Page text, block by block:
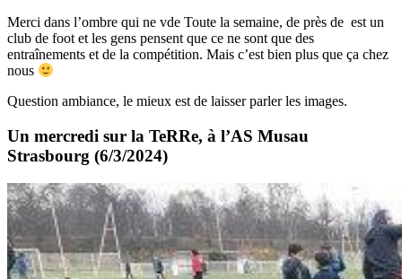
Merci dans l’ombre qui ne vde Toute la semaine, de près de est un
club de foot et les gens pensent que ce ne sont que des
entraînements et de la compétition. Mais c’est bien plus que ça chez
nous
Question ambiance, le mieux est de laisser parler les images.
Un mercredi sur la TeRRe, à l’AS Musau
Strasbourg (6/3/2024)